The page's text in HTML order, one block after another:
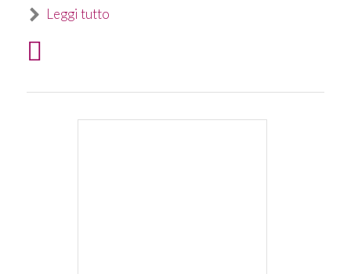
Leggi tutto